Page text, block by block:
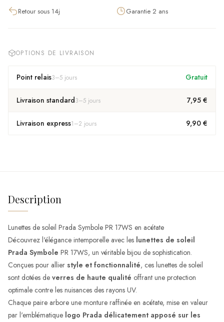
Retour sous 14j
Garantie 2 ans
OPTIONS DE LIVRAISON
Point relais3–5 jours Gratuit
Livraison standard3–5 jours 7,95 €
Livraison express1–2 jours 9,90 €
Description
Lunettes de soleil Prada Symbole PR 17WS en acétate
Découvrez l'élégance intemporelle avec les lunettes de soleil
Prada Symbole PR 17WS, un véritable bijou de sophistication.
Conçues pour allier style et fonctionnalité, ces lunettes de soleil
sont dotées de verres de haute qualité offrant une protection
optimale contre les nuisances des rayons UV.
Chaque paire arbore une monture raffinée en acétate, mise en valeur
par l'emblématique logo Prada délicatement apposé sur les